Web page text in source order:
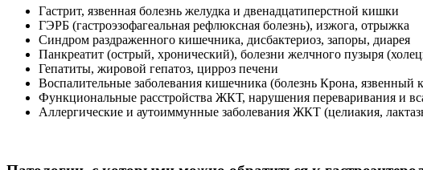
Гастрит, язвенная болезнь желудка и двенадцатиперстной кишки
ГЭРБ (гастроэзофагеальная рефлюксная болезнь), изжога, отрыжка
Синдром раздраженного кишечника, дисбактериоз, запоры, диарея
Панкреатит (острый, хронический), болезни желчного пузыря
Гепатиты, жировой гепатоз, цирроз печени
Воспалительные заболевания кишечника (болезнь Крона, язвенный
Функциональные расстройства ЖКТ, нарушения переваривания и
Аллергические и аутоиммунные заболевания ЖКТ (целиакия,